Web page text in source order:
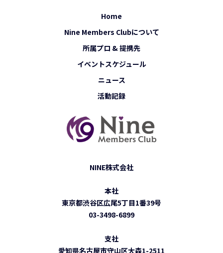
NINE株式会社
本社
東京都渋谷区広尾5丁目1番39号
03-3498-6899
支社
愛知県名古屋市守山区大森1-2511
Home
Nine Members Clubについて
所属プロ & 提携先
イベントスケジュール
ニュース
活動記録